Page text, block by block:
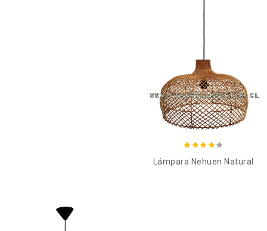
Añadir al carro
Lámpara Nehuen Natural